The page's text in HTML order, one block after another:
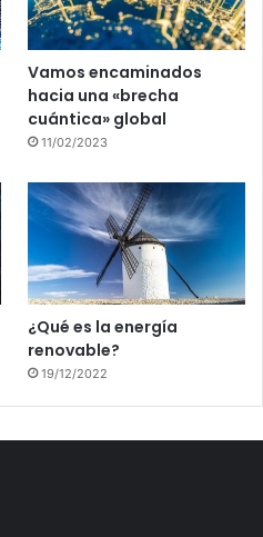
Vamos encaminados
hacia una «brecha
cuántica» global
11/02/2023
¿Qué es la energía
renovable?
19/12/2022